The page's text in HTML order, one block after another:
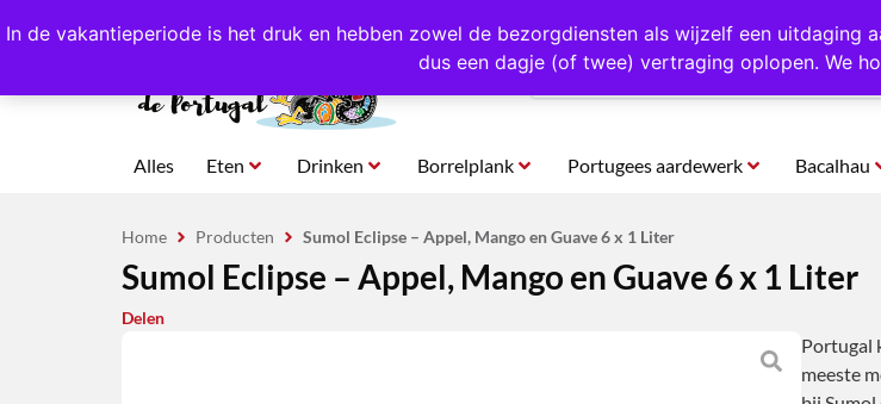
In de vakantieperiode is het druk en hebben zowel de bezorgdiensten als wijzelf een uitdaging
dus een dagje (of twee) vertraging oplopen. We
4,8/5,0 sterren beoordeeld! Eigen import uit Portugal Altijd 1000 verschillende producten
Alles Eten Drinken Borrelplank Portugees aardewerk Bacalhau
Home Producten Sumol Eclipse – Appel, Mango en Guave 6 x 1 Liter
Sumol Eclipse – Appel, Mango en Guave 6 x 1 Liter
Delen
Portugal
meeste